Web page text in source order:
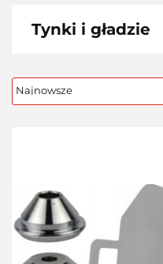
Tynki i gładzie